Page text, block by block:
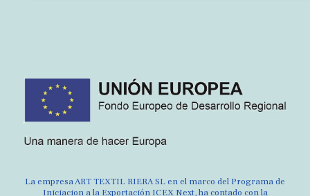
La empresa ART TEXTIL RIERA SL en el marco del Programa de
Iniciacion a la Exportación ICEX Next, ha contado con la